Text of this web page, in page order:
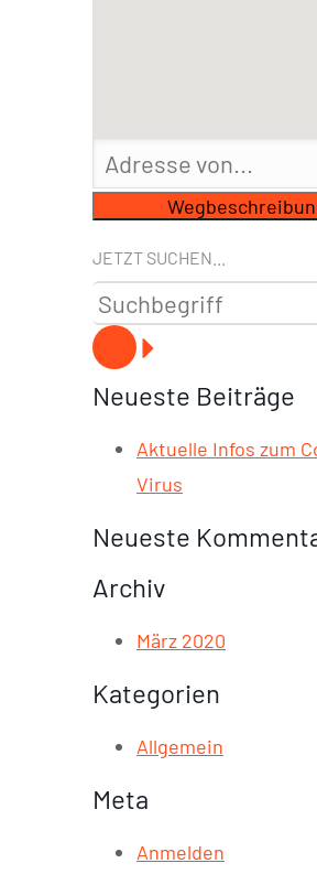
JETZT SUCHEN...
Neueste Beiträge
Aktuelle Infos zum
Virus
Neueste
Archiv
März 2020
Kategorien
Allgemein
Meta
Anmelden